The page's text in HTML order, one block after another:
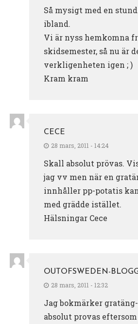
Så mysigt med en
ibland.
Vi är nyss hemkomna
skidsemester, så nu är
verkligenheten igen ; )
Kram kram
CECE
28 mars, 2011 - 14:24
Skall absolut prövas.
jag vv men när en
innhåller pp-potatis
med grädde istället.
Hälsningar Cece
OUTOFSWEDEN-
28 mars, 2011 - 12:32
Jag bokmärker
absolut provas